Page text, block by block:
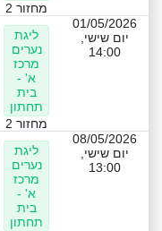
מחזור 2
01/05/2026
יום שישי,
14:00
ליגת
נערים
מרכז
א' -
בית
תחתון
מחזור 2
08/05/2026
יום שישי,
13:00
ליגת
נערים
מרכז
א' -
בית
תחתון